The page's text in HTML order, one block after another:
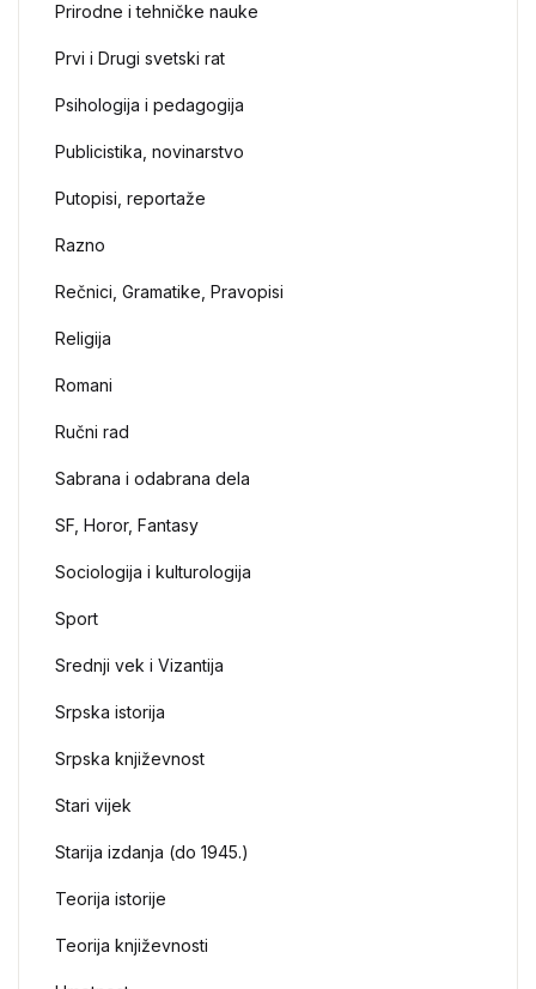
Prirodne i tehničke nauke
Prvi i Drugi svetski rat
Psihologija i pedagogija
Publicistika, novinarstvo
Putopisi, reportaže
Razno
Rečnici, Gramatike, Pravopisi
Religija
Romani
Ručni rad
Sabrana i odabrana dela
SF, Horor, Fantasy
Sociologija i kulturologija
Sport
Srednji vek i Vizantija
Srpska istorija
Srpska književnost
Stari vijek
Starija izdanja (do 1945.)
Teorija istorije
Teorija književnosti